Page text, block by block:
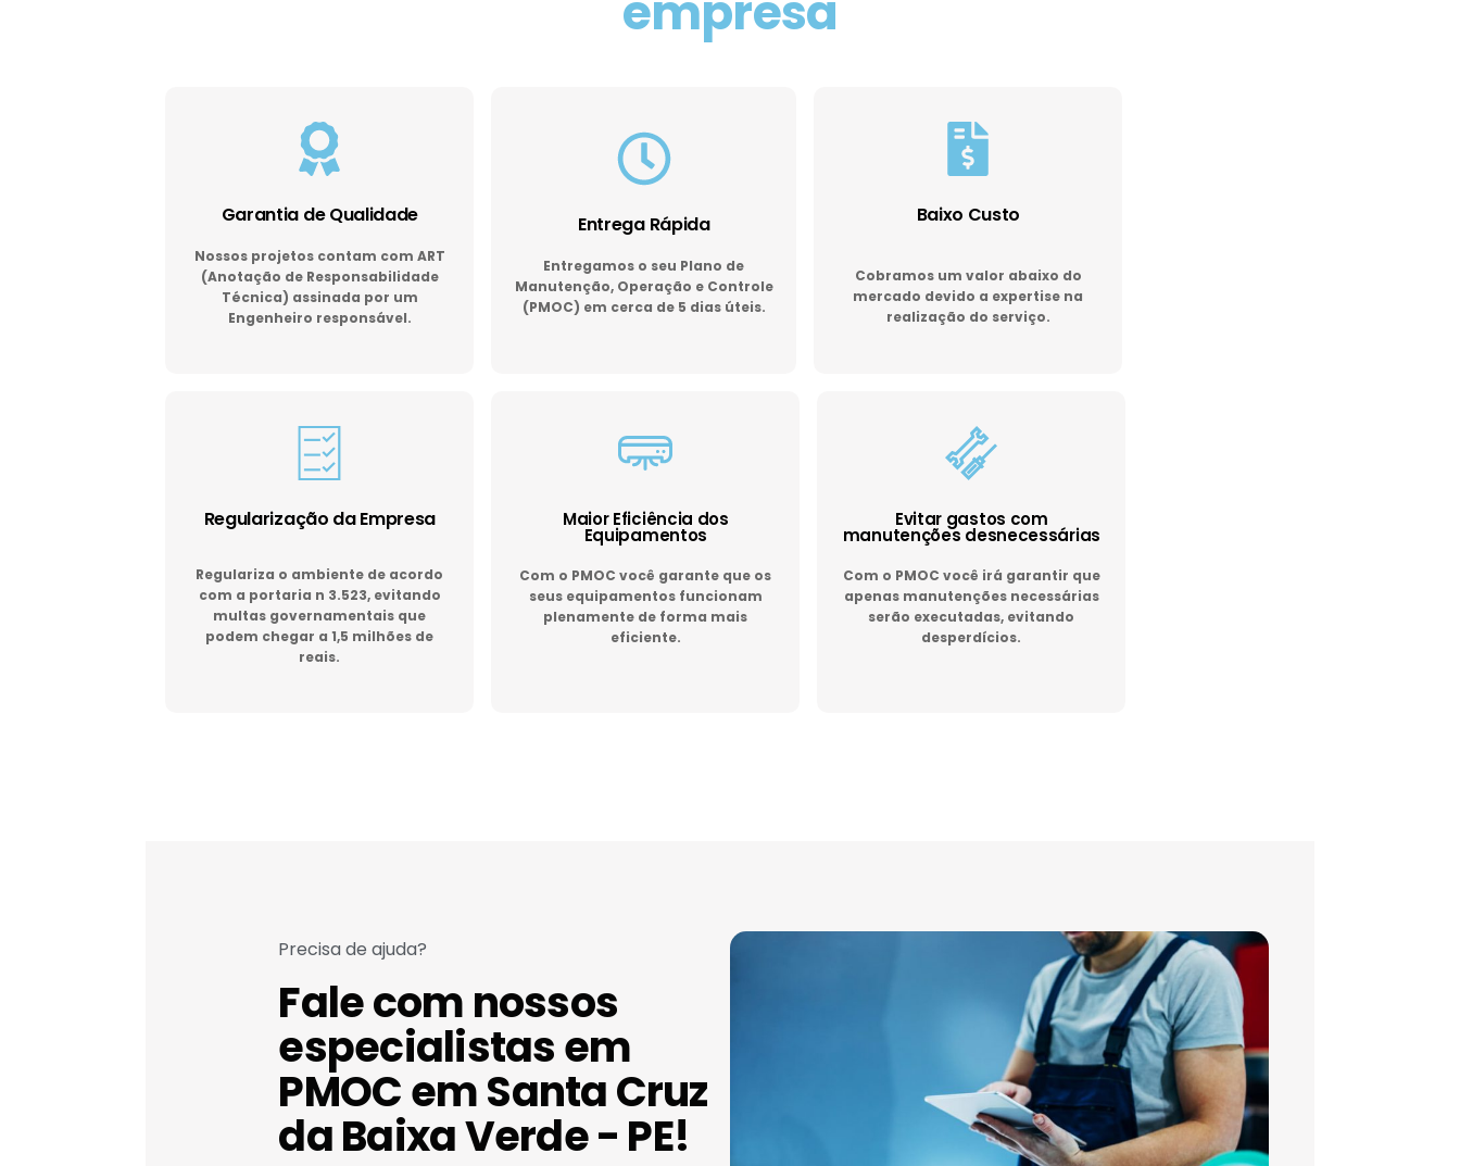
Garantia de Qualidade
Nossos projetos contam com ART
(Anotação de Responsabilidade
Técnica) assinada por um
Engenheiro responsável.
Entrega Rápida
Entregamos o seu Plano de
Manutenção, Operação e Controle
(PMOC) em cerca de 5 dias úteis.
Baixo Custo
Cobramos um valor abaixo do
mercado devido a expertise na
realização do serviço.
Regularização da Empresa
Regulariza o ambiente de acordo
com a portaria n 3.523, evitando
multas governamentais que
podem chegar a 1,5 milhões de
reais.
Maior Eficiência dos
Equipamentos
Com o PMOC você garante que os
seus equipamentos funcionam
plenamente de forma mais
eficiente.
Evitar gastos com
manutenções desnecessárias
Com o PMOC você irá garantir que
apenas manutenções necessárias
serão executadas, evitando
desperdícios.
Precisa de ajuda?
Fale com nossos
especialistas em
PMOC em Santa Cruz
da Baixa Verde - PE!